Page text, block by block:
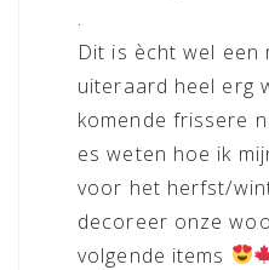
.
Dit is ècht wel een
uiteraard heel erg
komende frissere
es weten hoe ik
voor het herfst/
decoreer onze
volgende items